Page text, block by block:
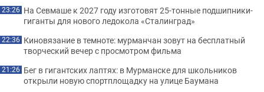
23:26 На Севмаше к 2027 году изготовят 25-тонные подшипники-
гиганты для нового ледокола «Сталинград»
22:36 Киновязание в темноте: мурманчан зовут на бесплатный
творческий вечер с просмотром фильма
21:26 Бег в гигантских лаптях: в Мурманске для школьников
открыли новую спортплощадку на улице Баумана